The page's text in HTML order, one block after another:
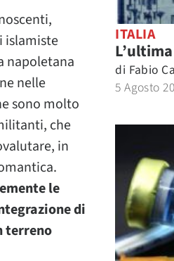
islamiste
napoletana
nelle
sono molto
che
in
le
di
terreno
ITALIA
di Fabio
5 Agosto